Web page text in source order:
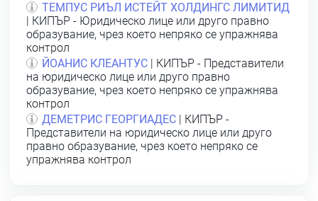
ТЕМПУС РИЪЛ ИСТЕЙТ ХОЛДИНГС ЛИМИТИД
| КИПЪР - Юридическо лице или друго правно
образувание, чрез което непряко се упражнява
контрол
ЙОАНИС КЛЕАНТУС | КИПЪР - Представители
на юридическо лице или друго правно
образувание, чрез което непряко се упражнява
контрол
ДЕМЕТРИС ГЕОРГИАДЕС | КИПЪР -
Представители на юридическо лице или друго
правно образувание, чрез което непряко се
упражнява контрол